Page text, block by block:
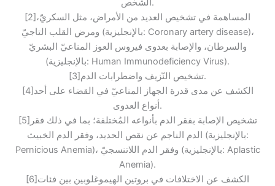
الشخص.
[2]المساهمة في تشخيص العديد من الأمراض، مثل السكريّ،
ومرض القلب التاجيّ (بالإنجليزية: Coronary artery disease)،
والسرطان، والإصابة بعدوى فيروس العوز المناعيّ البشريّ
(بالإنجليزية: Human Immunodeficiency Virus).
[3]تشخيص النّزيف واضطرابات الدم.
[4]الكشف عن مدى قدرة الجهاز المناعيّ في القضاء على أحد
أنواع العدوى.
[5]تشخيص الإصابة بفقر الدم بأنواعه المُختلفة؛ بما في ذلك فقر
الدم الناجم عن نقص الحديد، وفقر الدم الخبيث (بالإنجليزية:
Pernicious Anemia)، وفقر الدم اللاتنسجيّ (بالإنجليزية: Aplastic
Anemia).
[6]الكشف عن الاختلافات في بروتين الهيموغلوبين بين فئات